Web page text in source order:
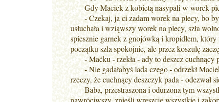
Gdy Maciek z kobietą nasypali w worek
- Czekaj, ja ci zadam worek na plecy, bo byś
usłuchała i wziąwszy worek na plecy, szła
spiesznie garnek z gnojówką i kropidłem,
początku szła spokojnie, ale przez koszulę
- Maćku - rzekła - ady to deszcz cuchnący
- Nie gadałabyś lada czego - odrzekł
rzeczy, że cuchnący deszczyk pada - odezwał
Baba, przestraszona i odurzona tym
nawróciwszy, znieśli wreszcie wszystkie i